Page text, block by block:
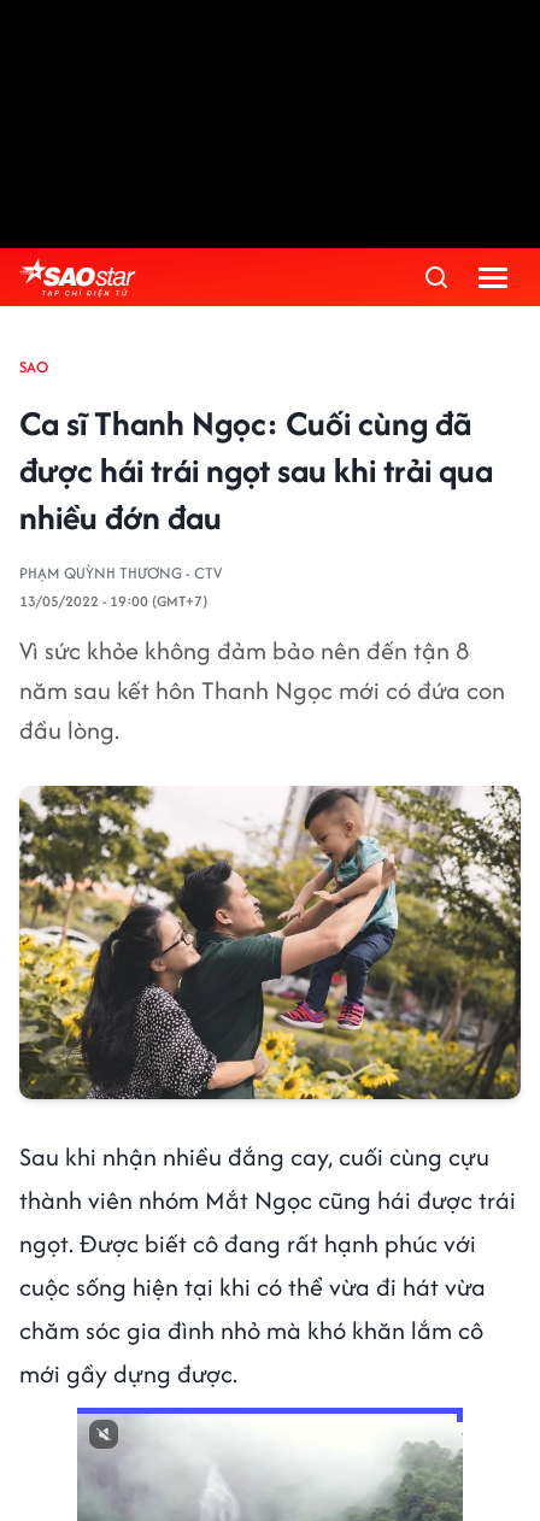
SAO
Ca sĩ Thanh Ngọc: Cuối cùng đã
được hái trái ngọt sau khi trải qua
nhiều đớn đau
PHẠM QUỲNH THƯƠNG - CTV
13/05/2022 - 19:00 (GMT+7)
Vì sức khỏe không đảm bảo nên đến tận 8
năm sau kết hôn Thanh Ngọc mới có đứa con
đầu lòng.
Sau khi nhận nhiều đắng cay, cuối cùng cựu
thành viên nhóm Mắt Ngọc cũng hái được trái
ngọt. Được biết cô đang rất hạnh phúc với
cuộc sống hiện tại khi có thể vừa đi hát vừa
chăm sóc gia đình nhỏ mà khó khăn lắm cô
mới gầy dựng được.